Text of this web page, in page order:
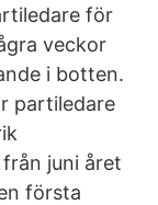
för
veckor
i botten.
partiledare
juni året
första